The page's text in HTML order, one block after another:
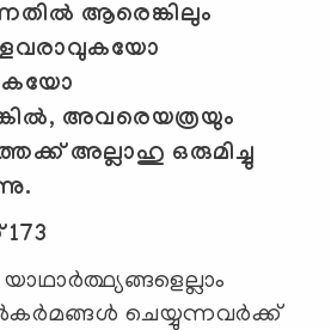
ആരെങ്കിലും
, അവരെയത്രയും
അല്ലാഹു ഒരുമിച്ചു
ചെയ്യുന്നവര്‍ക്ക്